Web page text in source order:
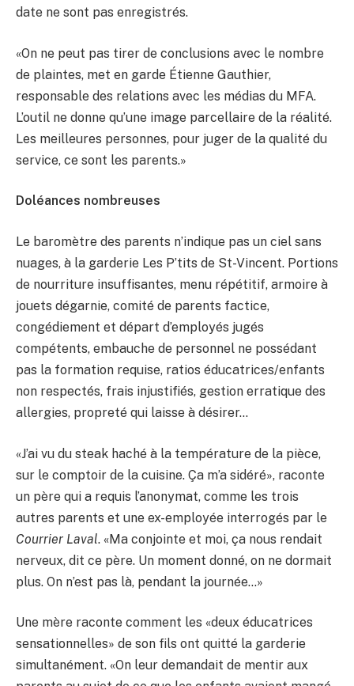
date ne sont pas enregistrés.
«On ne peut pas tirer de conclusions avec le nombre
de plaintes, met en garde Étienne Gauthier,
responsable des relations avec les médias du MFA.
L’outil ne donne qu’une image parcellaire de la réalité.
Les meilleures personnes, pour juger de la qualité du
service, ce sont les parents.»
Doléances nombreuses
Le baromètre des parents n’indique pas un ciel sans
nuages, à la garderie Les P’tits de St-Vincent. Portions
de nourriture insuffisantes, menu répétitif, armoire à
jouets dégarnie, comité de parents factice,
congédiement et départ d’employés jugés
compétents, embauche de personnel ne possédant
pas la formation requise, ratios éducatrices/enfants
non respectés, frais injustifiés, gestion erratique des
allergies, propreté qui laisse à désirer…
«J’ai vu du steak haché à la température de la pièce,
sur le comptoir de la cuisine. Ça m’a sidéré», raconte
un père qui a requis l’anonymat, comme les trois
autres parents et une ex-employée interrogés par le
Courrier Laval. «Ma conjointe et moi, ça nous rendait
nerveux, dit ce père. Un moment donné, on ne dormait
plus. On n’est pas là, pendant la journée…»
Une mère raconte comment les «deux éducatrices
sensationnelles» de son fils ont quitté la garderie
simultanément. «On leur demandait de mentir aux